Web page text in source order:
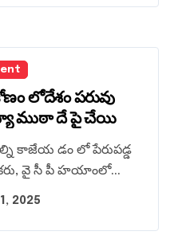
లోదేశం పరువు
ముఠా దే పై చేయి
వై సీ పీ హయాంలో...
2025